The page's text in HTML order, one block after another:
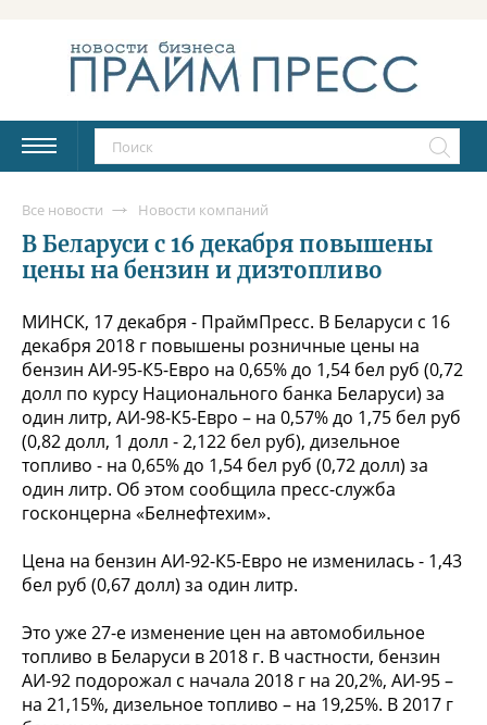
Все новости Новости компаний
В Беларуси с 16 декабря повышены
цены на бензин и дизтопливо
МИНСК, 17 декабря - ПраймПресс. В Беларуси с 16
декабря 2018 г повышены розничные цены на
бензин АИ-95-К5-Евро на 0,65% до 1,54 бел руб (0,72
долл по курсу Национального банка Беларуси) за
один литр, АИ-98-К5-Евро – на 0,57% до 1,75 бел руб
(0,82 долл, 1 долл - 2,122 бел руб), дизельное
топливо - на 0,65% до 1,54 бел руб (0,72 долл) за
один литр. Об этом сообщила пресс-служба
госконцерна «Белнефтехим».
Цена на бензин АИ-92-К5-Евро не изменилась - 1,43
бел руб (0,67 долл) за один литр.
Это уже 27-е изменение цен на автомобильное
топливо в Беларуси в 2018 г. В частности, бензин
АИ-92 подорожал с начала 2018 г на 20,2%, АИ-95 –
на 21,15%, дизельное топливо – на 19,25%. В 2017 г